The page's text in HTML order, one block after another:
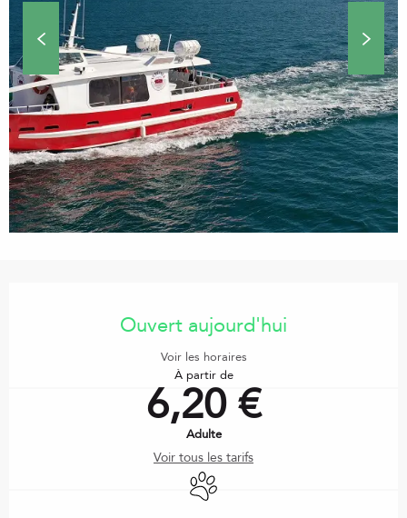
Ouvert aujourd'hui
Voir les horaires
À partir de
6,20 €
Adulte
Voir tous les tarifs
Animaux acceptés